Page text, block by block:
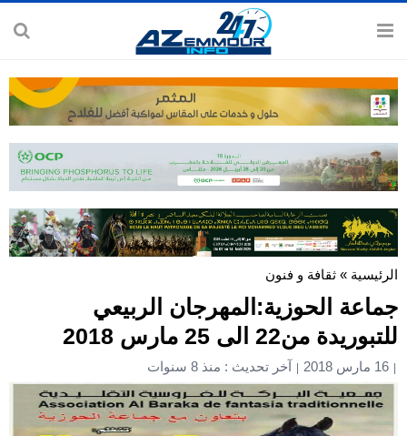
الرئيسية » ثقافة و فنون
جماعة الحوزية:المهرجان الربيعي
للتبوريدة من22 الى 25 مارس 2018
16 مارس 2018 آخر تحديث : منذ 8 سنوات